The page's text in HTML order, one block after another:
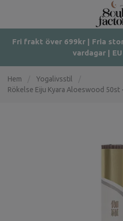
Fri frakt över 699kr | Fria
vardagar |
Hem Yogalivsstil
Rökelse Eiju Kyara Aloeswood 50st